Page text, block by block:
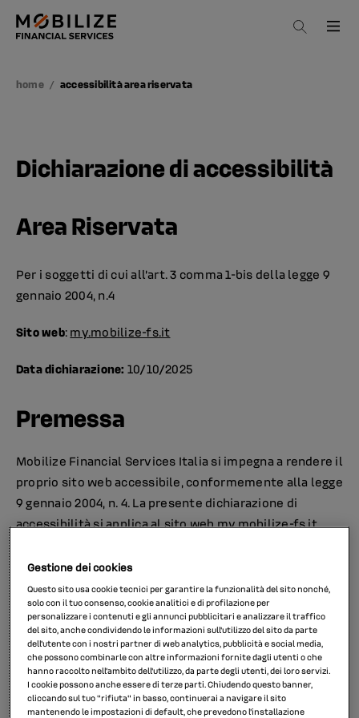
Go to home Close
home accessibilità area riservata
Dichiarazione di accessibilità
Area Riservata
Per i soggetti di cui all’art. 3 comma 1-bis della legge 9
gennaio 2004, n.4
Sito web: my.mobilize-fs.it
Data dichiarazione: 10/10/2025
Premessa
Mobilize Financial Services Italia si impegna a rendere il
proprio sito web accessibile, conformemente alla legge
9 gennaio 2004, n. 4. La presente dichiarazione di
accessibilità si applica al sito webmy.mobilize-fs.it.
Stato di conformità
Questo sito web è parzialmente conforme ai requisiti
previsti dall’appendice A della norma UNI CEI EN 301549
in ragione dei casi di non conformità elencati di seguito.
Contenuti non accessibili
Gestione dei cookies
Questo sito usa cookie tecnici per garantire la funzionalità del sito nonché,
solo con il tuo consenso, cookie analitici e di profilazione per
personalizzare i contenuti e gli annunci pubblicitari e analizzare il traffico
del sito, anche condividendo le informazioni sull'utilizzo del sito da parte
dell'utente con i nostri partner di web analytics, pubblicità e social media,
che possono combinarle con altre informazioni fornite dagli utenti o che
hanno raccolto nell'ambito dell'utilizzo, da parte degli utenti, dei loro servizi.
I cookie possono anche essere di terze parti. Chiudendo questo banner,
cliccando sul tuo "rifiuta" in basso, continuerai a navigare il sito
mantenendo le impostazioni di default, che prevedono l’installazione